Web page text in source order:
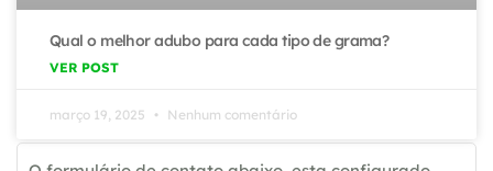
Qual o melhor adubo para cada tipo de grama?
VER POST
março 19, 2025 Nenhum comentário